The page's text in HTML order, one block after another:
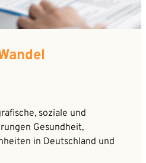
soziale und
Gesundheit,
in Deutschland und